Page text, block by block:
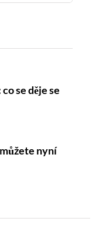
se děje se
nyní